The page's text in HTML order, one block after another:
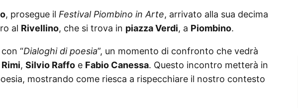
, prosegue il Festival Piombino in Arte, arrivato alla sua decima
al Rivellino, che si trova in piazza Verdi, a Piombino.
con “Dialoghi di poesia”, un momento di confronto che vedrà
, Silvio Raffo e Fabio Canessa. Questo incontro metterà in
mostrando come riesca a rispecchiare il nostro contesto